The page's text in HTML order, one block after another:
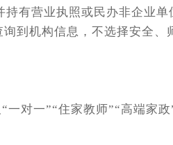
有营业执照或民办非企业
到机构信息，不选择安全、
对一”“住家教师”“高端家政